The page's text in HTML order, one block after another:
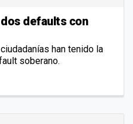
defaults con
han tenido la
soberano.